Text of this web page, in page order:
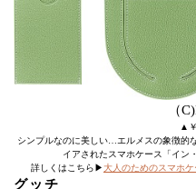
（
▲
シンプルなのに美しい…エルメスの象徴的
イアされたスマホケース「イン
詳しくはこちら▶大人のためのスマホケ
グッチ